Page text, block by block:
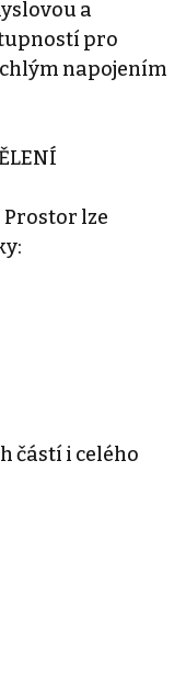
a
pro
napojením
Prostor lze
částí i celého